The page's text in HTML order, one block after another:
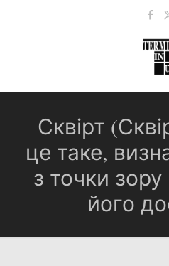
Сквірт
це таке,
з точки
його